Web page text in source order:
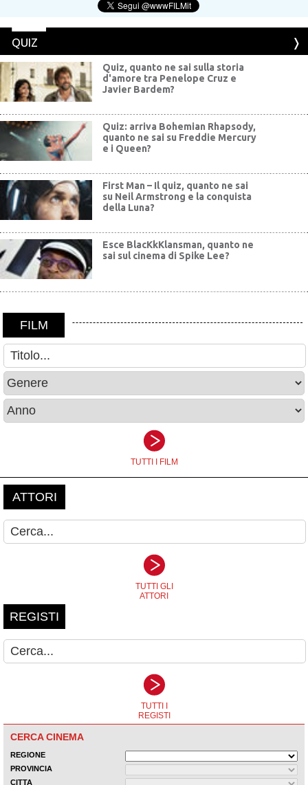
QUIZ
Quiz, quanto ne sai sulla storia
d'amore tra Penelope Cruz e
Javier Bardem?
Quiz: arriva Bohemian Rhapsody,
quanto ne sai su Freddie Mercury
e i Queen?
First Man – Il quiz, quanto ne sai
su Neil Armstrong e la conquista
della Luna?
Esce BlacKkKlansman, quanto ne
sai sul cinema di Spike Lee?